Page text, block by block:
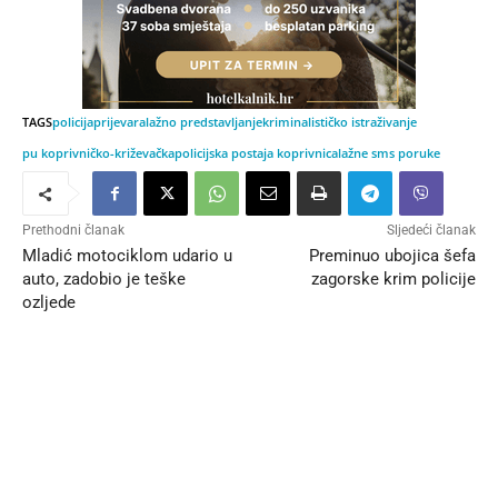
TAGSpolicijaprijevaralažno predstavljanjekriminalističko istraživanje
pu koprivničko-križevačkapolicijska postaja koprivnicalažne sms poruke
Prethodni članak
Mladić motociklom udario u
auto, zadobio je teške
ozljede
Sljedeći članak
Preminuo ubojica šefa
zagorske krim policije